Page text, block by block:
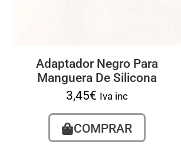
Adaptador Negro Para
Manguera De Silicona
3,45€ Iva inc
COMPRAR